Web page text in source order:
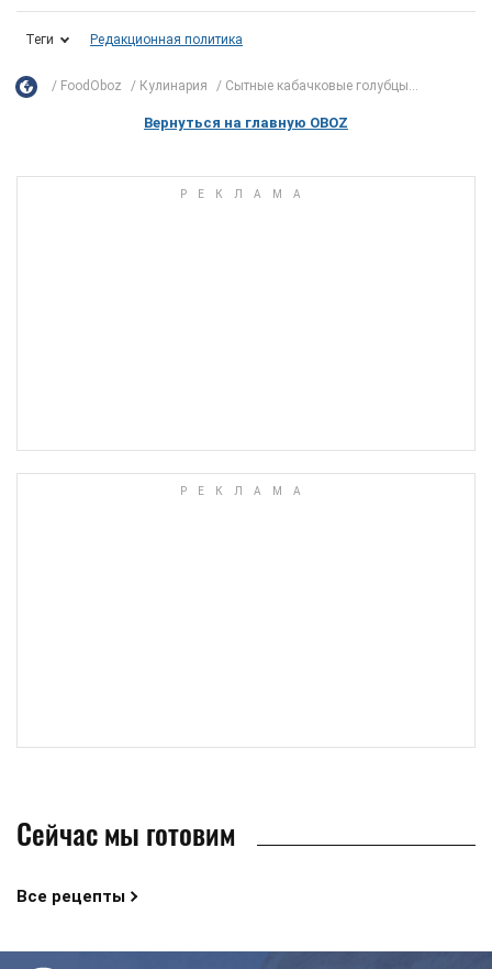
Теги Редакционная политика
FoodOboz Кулинария Сытные кабачковые голубцы...
Вернуться на главную OBOZ
Сейчас мы готовим
Все рецепты